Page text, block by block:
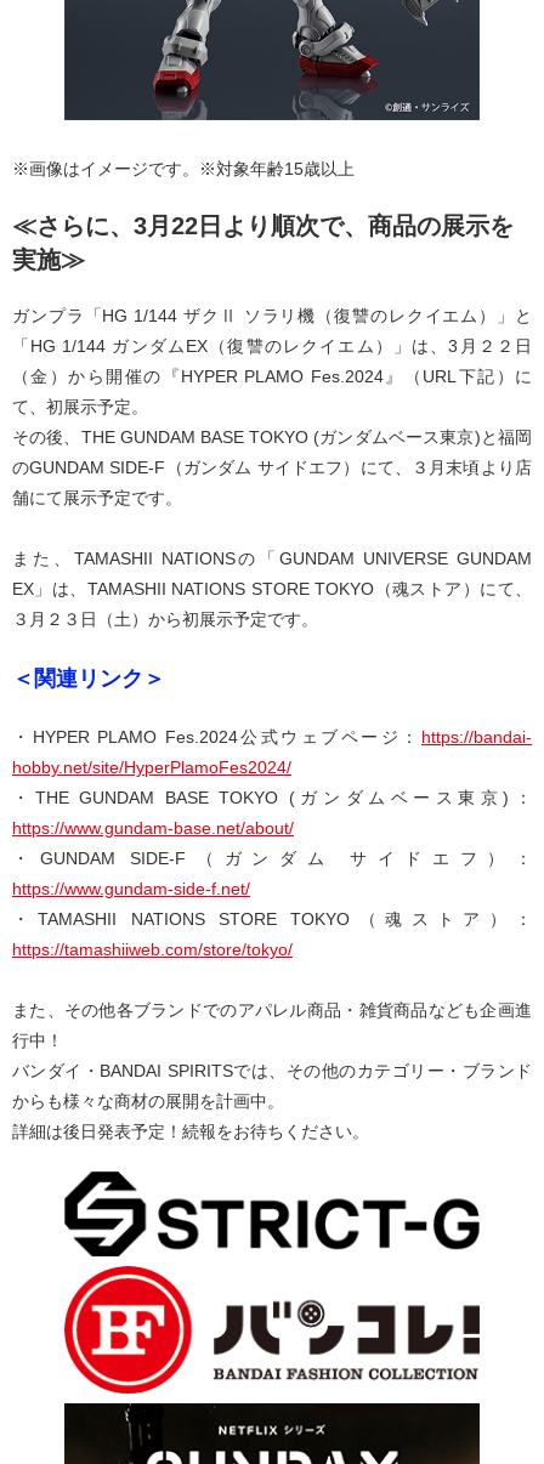
※画像はイメージです。※対象年齢15歳以上
≪さらに、3月22日より順次で、商品の展示を
実施≫
ガンプラ「HG 1/144 ザクⅡ ソラリ機（復讐のレクイエム）」と
「HG 1/144 ガンダムEX（復讐のレクイエム）」は、3月２２日
（金）から開催の『HYPER PLAMO Fes.2024』（URL下記）に
て、初展示予定。
その後、THE GUNDAM BASE TOKYO (ガンダムベース東京)と福岡
のGUNDAM SIDE-F（ガンダム サイドエフ）にて、３月末頃より店
舗にて展示予定です。
また、TAMASHII NATIONSの「GUNDAM UNIVERSE GUNDAM
EX」は、TAMASHII NATIONS STORE TOKYO（魂ストア）にて、
３月２３日（土）から初展示予定です。
＜関連リンク＞
・HYPER PLAMO Fes.2024公式ウェブページ： https://bandai-
hobby.net/site/HyperPlamoFes2024/
・THE GUNDAM BASE TOKYO (ガンダムベース東京)：
https://www.gundam-base.net/about/
・GUNDAM SIDE-F（ガンダム サイドエフ）：
https://www.gundam-side-f.net/
・TAMASHII NATIONS STORE TOKYO（魂ストア）：
https://tamashiiweb.com/store/tokyo/
また、その他各ブランドでのアパレル商品・雑貨商品なども企画進
行中！
バンダイ・BANDAI SPIRITSでは、その他のカテゴリー・ブランド
からも様々な商材の展開を計画中。
詳細は後日発表予定！続報をお待ちください。